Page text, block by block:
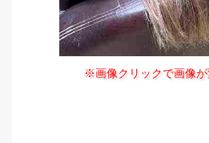
※画像クリックで画像が